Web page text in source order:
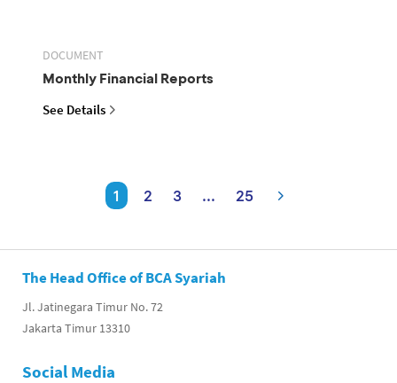
DOCUMENT
Monthly Financial Reports
See Details
1 2 3 ... 25
The Head Office of BCA Syariah
Jl. Jatinegara Timur No. 72
Jakarta Timur 13310
Social Media